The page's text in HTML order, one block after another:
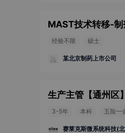
MAST技术转移-制
经验不限 硕士
某北京制药上市公司
生产主管 【通州区】
3-5年 本科 五险一
赛莱克斯微系统科技(